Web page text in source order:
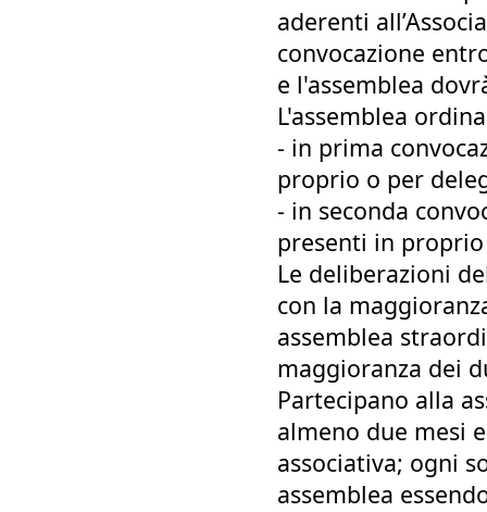
aderenti
convocazione
e l'assemblea
L'assemblea
- in prima
proprio o per
- in seconda
presenti in
Le deliberazioni
con la
assemblea
maggioranza dei
Partecipano alla
almeno due mesi
associativa; ogni
assemblea